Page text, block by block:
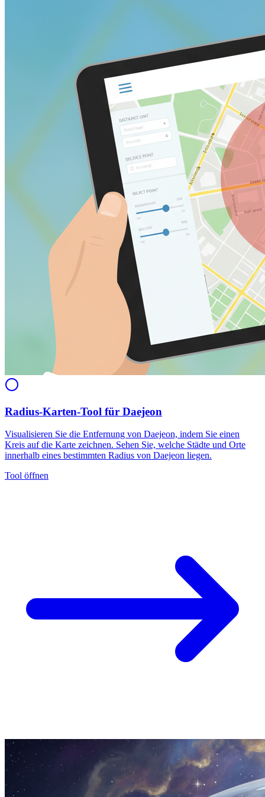
Radius-Karten-Tool für Daejeon
Visualisieren Sie die Entfernung von Daejeon, indem Sie einen
Kreis auf die Karte zeichnen. Sehen Sie, welche Städte und Orte
innerhalb eines bestimmten Radius von Daejeon liegen.
Tool öffnen